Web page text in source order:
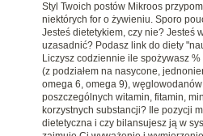
Styl Twoich postów Mikroos
niektórych for o żywieniu. Sporo
Jesteś dietetykiem, czy nie? Jesteś
uzasadnić? Podasz link do diety
Liczysz codziennie ile spożywasz
(z podziałem na nasycone,
omega 6, omega 9), węglowodanów
poszczególnych witamin, fitamin,
korzystnych substancji? Ile pozycji
dietetyczna i czy bilansujesz ją w